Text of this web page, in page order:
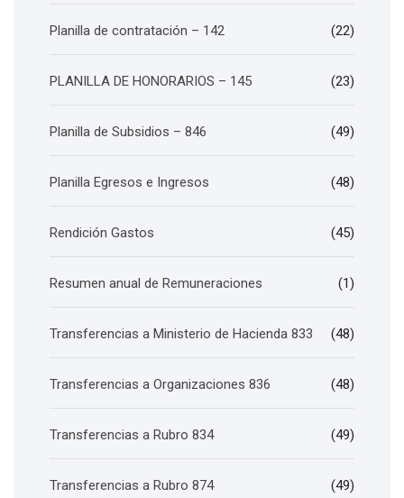
Planilla de contratación – 142 (22)
PLANILLA DE HONORARIOS – 145 (23)
Planilla de Subsidios – 846 (49)
Planilla Egresos e Ingresos (48)
Rendición Gastos (45)
Resumen anual de Remuneraciones (1)
Transferencias a Ministerio de Hacienda 833 (48)
Transferencias a Organizaciones 836 (48)
Transferencias a Rubro 834 (49)
Transferencias a Rubro 874 (49)